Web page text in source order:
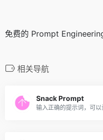
免费的 Prompt
相关导航
Snack Prompt